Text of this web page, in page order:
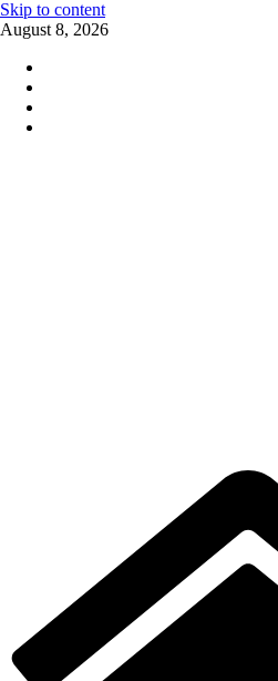
Skip to content
August 8, 2026